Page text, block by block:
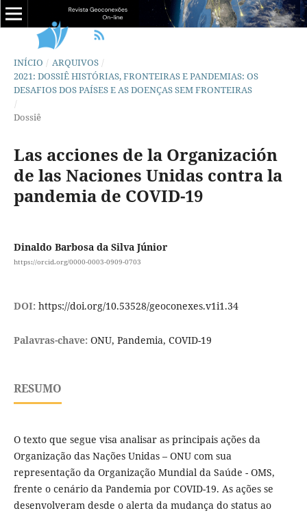
INÍCIO / ARQUIVOS /
2021: DOSSIÊ HISTÓRIAS, FRONTEIRAS E PANDEMIAS: OS
DESAFIOS DOS PAÍSES E AS DOENÇAS SEM FRONTEIRAS
/
Dossiê
Las acciones de la Organización
de las Naciones Unidas contra la
pandemia de COVID-19
Dinaldo Barbosa da Silva Júnior
https://orcid.org/0000-0003-0909-0703
DOI: https://doi.org/10.53528/geoconexes.v1i1.34
Palavras-chave: ONU, Pandemia, COVID-19
RESUMO
O texto que segue visa analisar as principais ações da
Organização das Nações Unidas – ONU com sua
representação da Organização Mundial da Saúde - OMS,
frente o cenário da Pandemia por COVID-19. As ações se
desenvolveram desde o alerta da mudança do status ao